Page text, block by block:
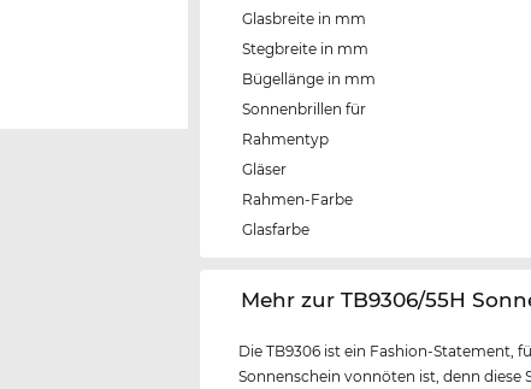
Glasbreite in mm
Stegbreite in mm
Bügellänge in mm
Sonnenbrillen für
Rahmentyp
Gläser
Rahmen-Farbe
Glasfarbe
‌Mehr zur TB9306/55H
Die TB9306 ist ein Fashion-Statement,
Sonnenschein vonnöten ist, denn diese